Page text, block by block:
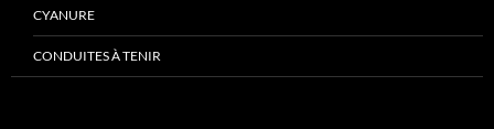
CYANURE
CONDUITES À TENIR